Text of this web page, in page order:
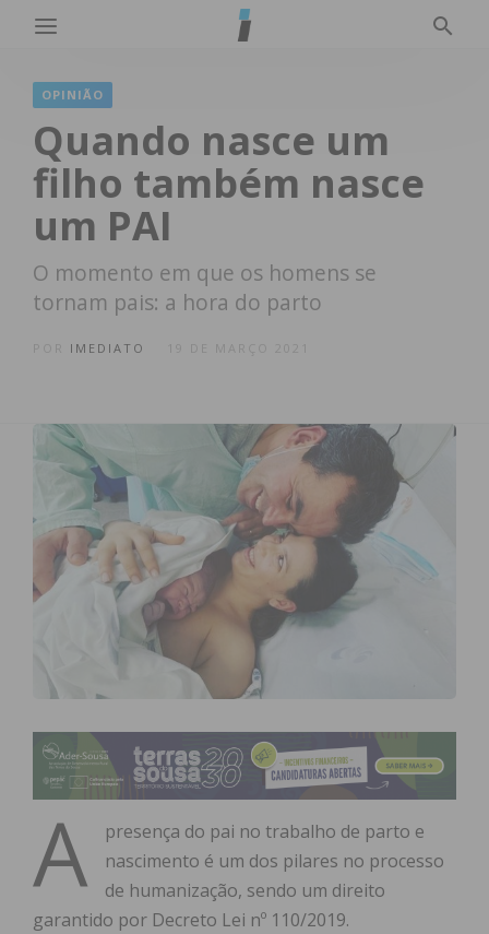
OPINIÃO
Quando nasce um
filho também nasce
um PAI
O momento em que os homens se
tornam pais: a hora do parto
IMEDIATO 19 DE MARÇO 2021
A
presença do pai no trabalho de parto e
nascimento é um dos pilares no processo
de humanização, sendo um direito
garantido por Decreto Lei nº 110/2019.